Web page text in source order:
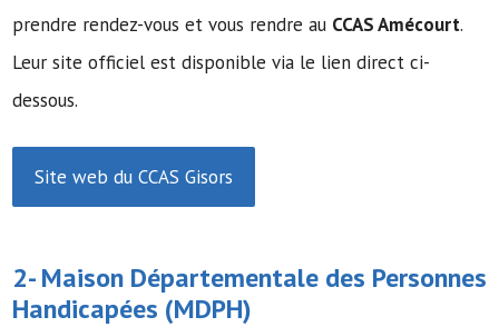
prendre rendez-vous et vous rendre au CCAS Amécourt.
Leur site officiel est disponible via le lien direct ci-
dessous.
Site web du CCAS Gisors
2-Maison Départementale des Personnes
Handicapées (MDPH)